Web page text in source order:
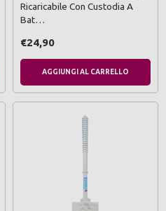
Ricaricabile Con Custodia A
Bat…
€24,90
AGGIUNGI AL CARRELLO